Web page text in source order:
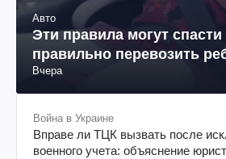
Авто
Эти правила могут
правильно перевозить
Вчера
Война в Украине
Вправе ли ТЦК вызвать после
военного учета: объяснение